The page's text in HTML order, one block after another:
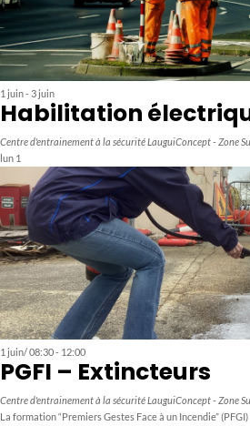
1 juin-3 juin
Habilitation
Centre d'entrainement à la sécurité LauguiConcept - Zone
lun 1
1 juin/ 08:30- 12:00
PGFI – Extincteurs
Centre d'entrainement à la sécurité LauguiConcept - Zone
La formation “Premiers Gestes Face à un Incendie”